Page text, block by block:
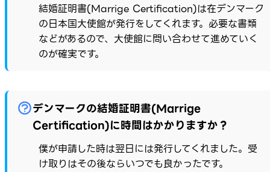
結婚証明書(Marrige Certification)は在デンマーク
の日本国大使館が発行をしてくれます。必要な書類
などがあるので、大使館に問い合わせて進めていく
のが確実です。
デンマークの結婚証明書(Marrige
Certification)に時間はかかりますか？
僕が申請した時は翌日には発行してくれました。受
け取りはその後ならいつでも良かったです。